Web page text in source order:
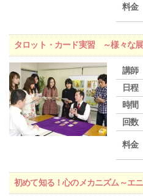
料金
タロット・カード実習 ～様々な
講師
日程
時間
回数
料金
初めて知る！心のメカニズム～エ